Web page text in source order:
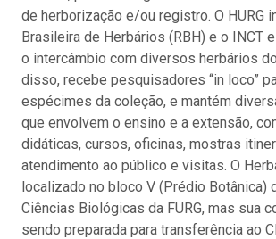
de herborização e/ou registro. O HURG
Brasileira de Herbários (RBH) e o INCT
o intercâmbio com diversos herbários
disso, recebe pesquisadores “in loco”
espécimes da coleção, e mantém
que envolvem o ensino e a extensão,
didáticas, cursos, oficinas, mostras
atendimento ao público e visitas. O
localizado no bloco V (Prédio Botânica)
Ciências Biológicas da FURG, mas sua
sendo preparada para transferência ao